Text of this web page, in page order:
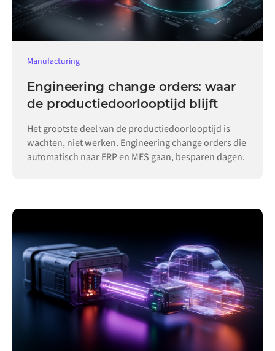
Manufacturing
Engineering change orders: waar
de productiedoorlooptijd blijft
Het grootste deel van de productiedoorlooptijd is
wachten, niet werken. Engineering change orders die
automatisch naar ERP en MES gaan, besparen dagen.